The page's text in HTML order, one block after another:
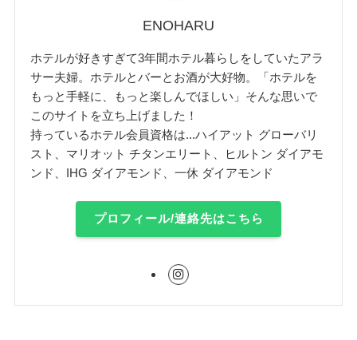
ENOHARU
ホテルが好きすぎて3年間ホテル暮らしをしていたアラ
サー夫婦。ホテルとバーとお酒が大好物。「ホテルを
もっと手軽に、もっと楽しんでほしい」そんな思いで
このサイトを立ち上げました！
持っているホテル会員資格は...ハイアット グローバリ
スト、マリオット チタンエリート、ヒルトン ダイアモ
ンド、IHG ダイアモンド、一休 ダイアモンド
プロフィール/連絡先はこちら